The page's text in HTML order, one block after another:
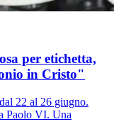
per etichetta,
in Cristo"
22 al 26 giugno.
Paolo VI. Una